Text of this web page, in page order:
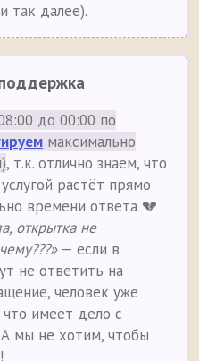
так далее).
до 00:00 по
максимально
, т.к. отлично знаем, что
растёт прямо
времени ответа 💔
открытка не
— если в
не ответить на
человек уже
имеет дело с
мы не хотим, чтобы